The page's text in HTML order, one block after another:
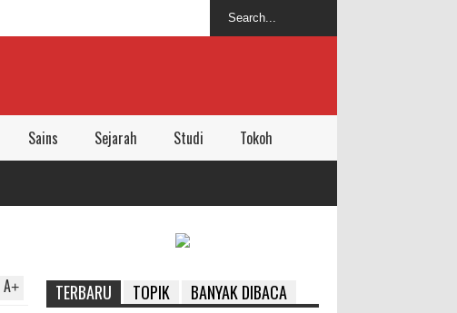
Sains Sejarah Studi Tokoh
A+ TERBARU TOPIK BANYAK DIBACA